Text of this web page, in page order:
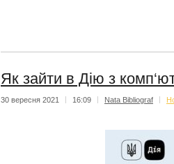
Як зайти в Дію з
30 вересня 2021 16:09 Nata Bibliograf